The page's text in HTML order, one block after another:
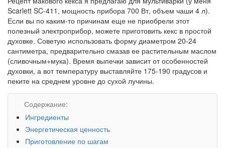
Scarlett SC-411, мощность прибора 700 Вт, объем чаши 4 л).
Если вы по каким-то причинам еще не приобрели этот
полезный электроприбор, можете приготовить кекс в простой
духовке. Советую использовать форму диаметром 20-24
сантиметра, предварительно смазав ее растительным маслом
(сливочным+мука). Время выпечки зависит от особенностей
духовки, а вот температуру выставляйте 175-190 градусов и
пеките на среднем уровне до сухой лучины.
Содержание:
Ингредиенты
Энергетическая ценность
Приготовление по шагам